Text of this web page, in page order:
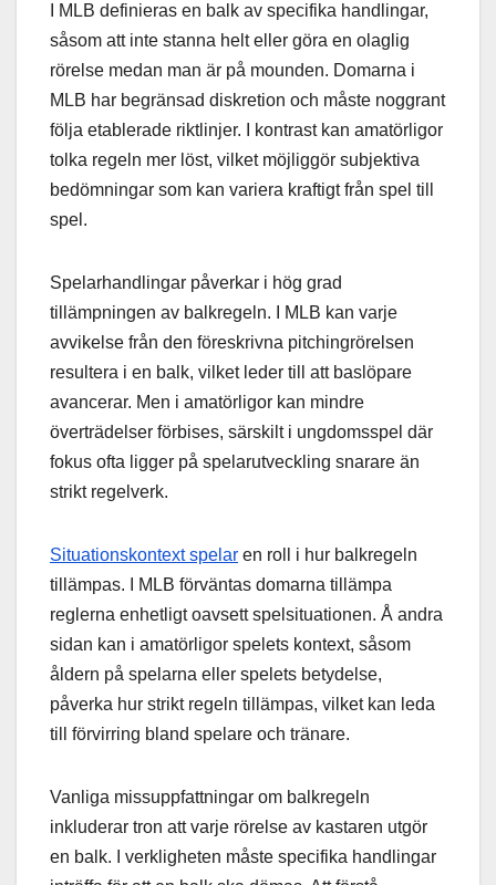
I MLB definieras en balk av specifika handlingar,
såsom att inte stanna helt eller göra en olaglig
rörelse medan man är på mounden. Domarna i
MLB har begränsad diskretion och måste noggrant
följa etablerade riktlinjer. I kontrast kan amatörligor
tolka regeln mer löst, vilket möjliggör subjektiva
bedömningar som kan variera kraftigt från spel till
spel.
Spelarhandlingar påverkar i hög grad
tillämpningen av balkregeln. I MLB kan varje
avvikelse från den föreskrivna pitchingrörelsen
resultera i en balk, vilket leder till att baslöpare
avancerar. Men i amatörligor kan mindre
överträdelser förbises, särskilt i ungdomsspel där
fokus ofta ligger på spelarutveckling snarare än
strikt regelverk.
Situationskontext spelar en roll i hur balkregeln
tillämpas. I MLB förväntas domarna tillämpa
reglerna enhetligt oavsett spelsituationen. Å andra
sidan kan i amatörligor spelets kontext, såsom
åldern på spelarna eller spelets betydelse,
påverka hur strikt regeln tillämpas, vilket kan leda
till förvirring bland spelare och tränare.
Vanliga missuppfattningar om balkregeln
inkluderar tron att varje rörelse av kastaren utgör
en balk. I verkligheten måste specifika handlingar